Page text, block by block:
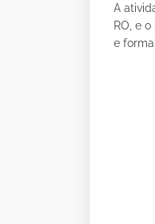
A
RO, e
e